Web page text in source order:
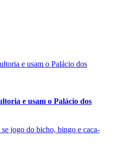
e usam o Palácio dos